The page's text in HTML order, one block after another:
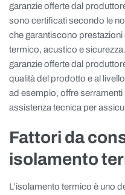
garanzie offerte dal
sono certificati secondo le
che garantiscono
termico, acustico e
garanzie offerte dal
qualità del prodotto e al
ad esempio, offre serramenti
assistenza tecnica per
Fattori da
isolamento
L’isolamento termico è uno